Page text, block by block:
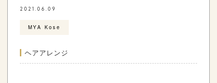
2021.06.09
MYA Kose
ヘアアレンジ